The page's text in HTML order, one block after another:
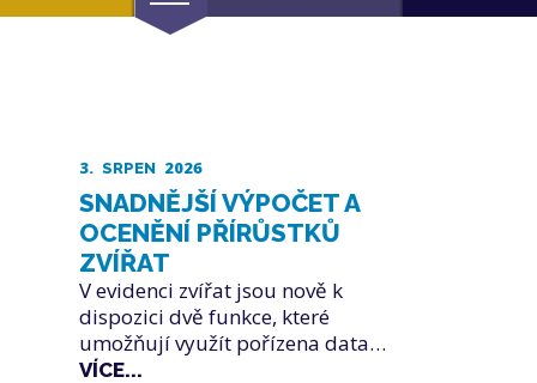
3. SRPEN 2026
SNADNĚJŠÍ VÝPOČET A
OCENĚNÍ PŘÍRŮSTKŮ
ZVÍŘAT
V evidenci zvířat jsou nově k
dispozici dvě funkce, které
umožňují využít pořízena data…
VÍCE...